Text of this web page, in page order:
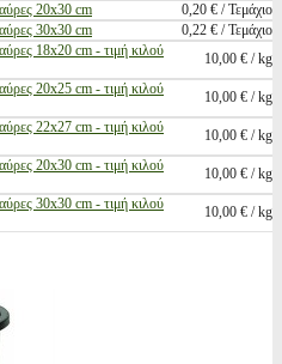
20x30 cm
0,20 € / Τεμάχιο
30x30 cm
0,22 € / Τεμάχιο
18x20 cm - τιμή κιλού
10,00 € / kg
20x25 cm - τιμή κιλού
10,00 € / kg
22x27 cm - τιμή κιλού
10,00 € / kg
20x30 cm - τιμή κιλού
10,00 € / kg
30x30 cm - τιμή κιλού
10,00 € / kg